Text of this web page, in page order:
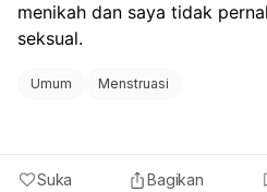
kandungan agar
berhenti pil KB atau ada
menikah dan saya tidak
seksual.
Umum Menstruasi
Suka Bagikan